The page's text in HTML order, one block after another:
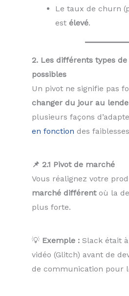
Le taux de churn
est élevé.
2. Les différents types de
possibles
Un pivot ne signifie pas
changer du jour au
plusieurs façons
en fonction des
📌 2.1 Pivot de marché
Vous réalignez votre
marché différentoù la
plus forte.
💡 Exemple : Slack était
vidéo (Glitch) avant de
de communication pour